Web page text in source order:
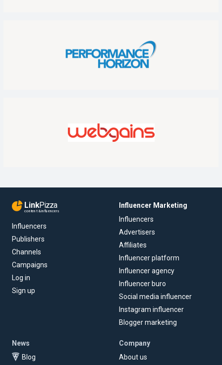
LinkPizza
content & influencers
Influencers
Publishers
Channels
Campaigns
Log in
Sign up
Influencer Marketing
Influencers
Advertisers
Affiliates
Influencer platform
Influencer agency
Influencer buro
Social media influencer
Instagram influencer
Blogger marketing
News
Blog
Company
About us